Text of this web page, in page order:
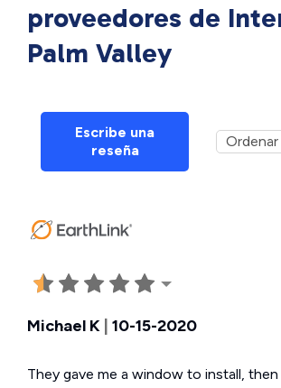
proveedores de
Palm Valley
Escribe una
reseña
Michael K 10-15-2020
They gave me a window to install,